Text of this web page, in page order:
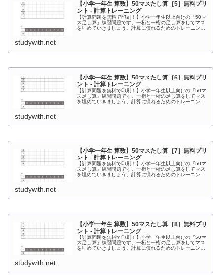
【小学一年生 算数】50マスたし算［5］無料プリ
ント - 計算トレーニング
【計算問題を無料で印刷！】小学一年生以上向けの『50マ
ス足し算』練習問題です。一桁と一桁の足し算をしてマス
を埋めていきましょう。計算に慣れるためのトレーニング
studywith.net
【小学一年生 算数】50マスたし算［6］無料プリ
ント - 計算トレーニング
【計算問題を無料で印刷！】小学一年生以上向けの『50マ
ス足し算』練習問題です。一桁と一桁の足し算をしてマス
を埋めていきましょう。計算に慣れるためのトレーニング
studywith.net
【小学一年生 算数】50マスたし算［7］無料プリ
ント - 計算トレーニング
【計算問題を無料で印刷！】小学一年生以上向けの『50マ
ス足し算』練習問題です。一桁と一桁の足し算をしてマス
を埋めていきましょう。計算に慣れるためのトレーニング
studywith.net
【小学一年生 算数】50マスたし算［8］無料プリ
ント - 計算トレーニング
【計算問題を無料で印刷！】小学一年生以上向けの『50マ
ス足し算』練習問題です。一桁と一桁の足し算をしてマス
を埋めていきましょう。計算に慣れるためのトレーニング
studywith.net